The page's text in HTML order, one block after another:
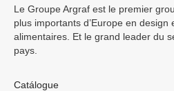
Le Groupe Argraf est le premier
plus importants d’Europe en design
alimentaires. Et le grand leader du
pays.
Catálogue